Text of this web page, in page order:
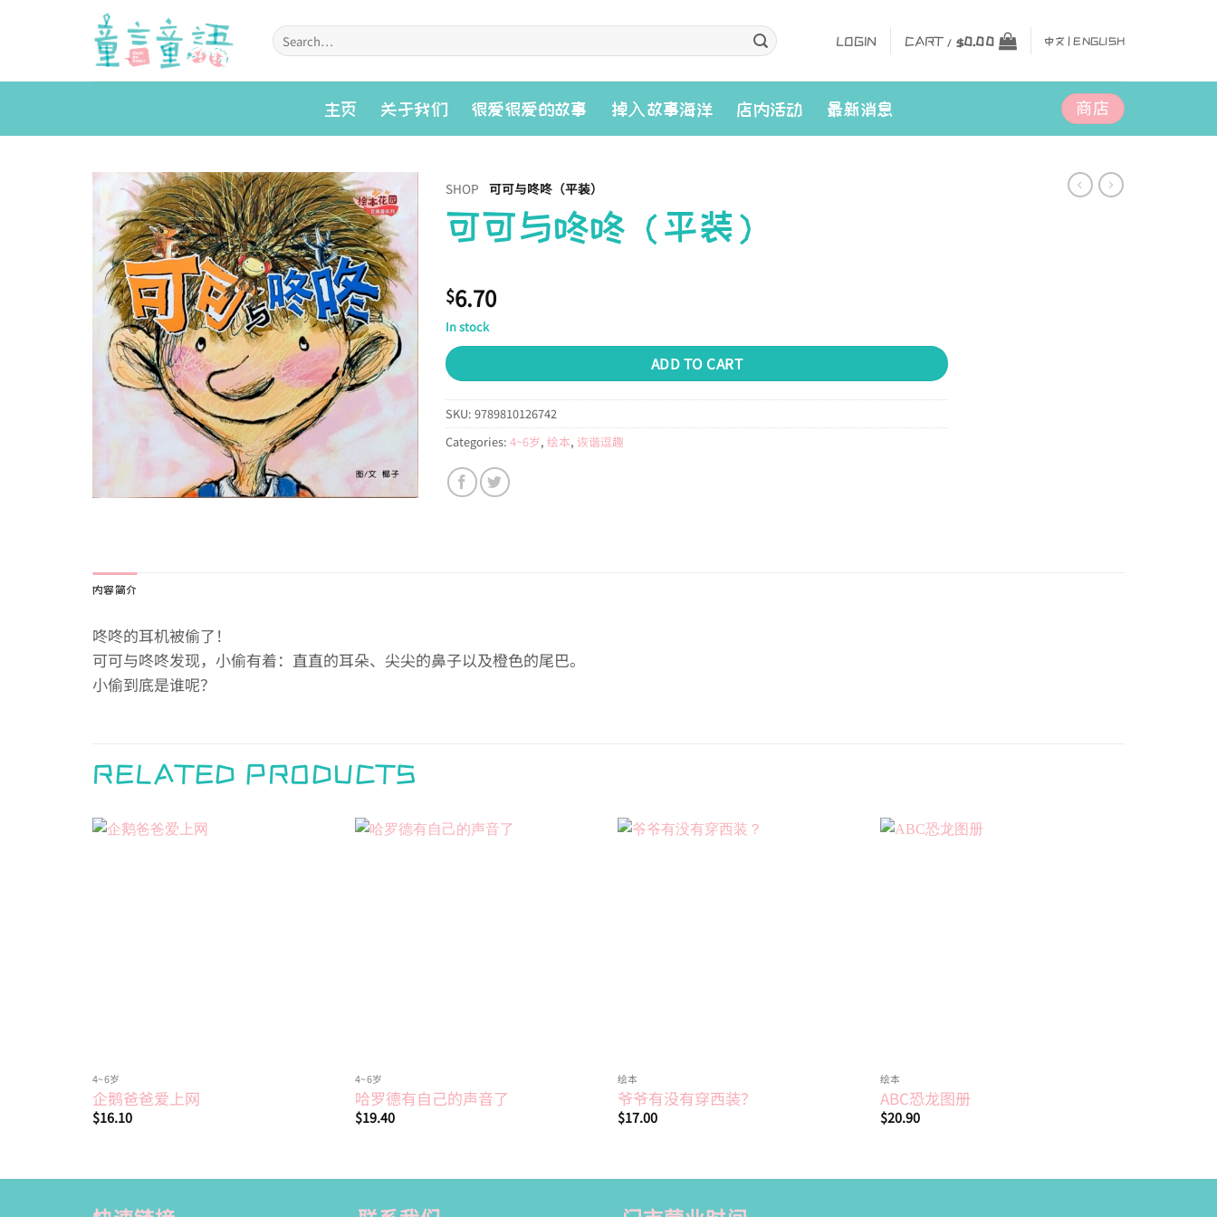
Search
for:
LOGIN CART / $0.00 中文 | ENGLISH
主页 关于我们 很爱很爱的故事 掉入故事海洋 店内活动 最新消息 商店
Add to
wishlist
SHOP 可可与咚咚（平装）
可可与咚咚（平装）
$6.70
In stock
ADD TO CART
SKU: 9789810126742
Categories: 4~6岁, 绘本, 诙谐逗趣
内容简介
咚咚的耳机被偷了！
可可与咚咚发现，小偷有着：直直的耳朵、尖尖的鼻子以及橙色的尾巴。
小偷到底是谁呢？
RELATED PRODUCTS
4~6岁
企鹅爸爸爱上网
$16.10
4~6岁
哈罗德有自己的声音了
$19.40
绘本
爷爷有没有穿西装？
$17.00
绘本
ABC恐龙图册
$20.90